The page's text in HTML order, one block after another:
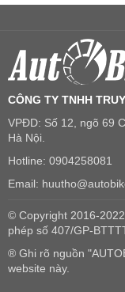
CÔNG TY TNHH
VPĐD: Số 12, ngõ 69
Hà Nội.
Hotline: 0904258081
Email:
© Copyright 2016-
phép số 407/GP-
® Ghi rõ nguồn
website này.